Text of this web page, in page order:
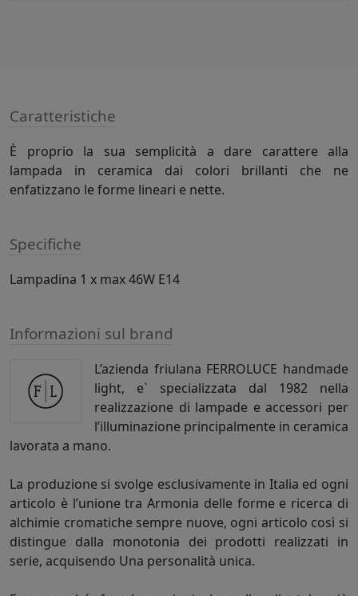
Caratteristiche
È proprio la sua semplicità a dare carattere alla
lampada in ceramica dai colori brillanti che ne
enfatizzano le forme lineari e nette.
Specifiche
Lampadina 1 x max 46W E14
Informazioni sul brand
L’azienda friulana FERROLUCE handmade
light, e` specializzata dal 1982 nella
realizzazione di lampade e accessori per
l’illuminazione principalmente in ceramica
lavorata a mano.
La produzione si svolge esclusivamente in Italia ed ogni
articolo è l’unione tra Armonia delle forme e ricerca di
alchimie cromatiche sempre nuove, ogni articolo così si
distingue dalla monotonia dei prodotti realizzati in
serie, acquisendo Una personalità unica.